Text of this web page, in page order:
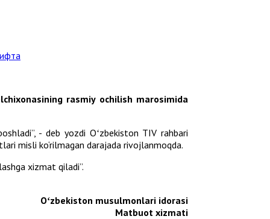
rasmiy ochilish marosimida
- deb yozdi Oʻzbekiston TIV rahbari
misli ko‘rilmagan darajada rivojlanmoqda.
xizmat qiladi”.
Oʻzbekiston musulmonlari idorasi
Matbuot xizmati